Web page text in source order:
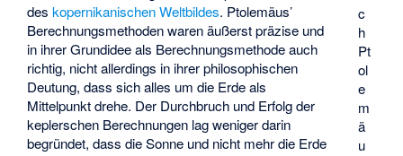
c
h
Pt
ol
e
m
ä
u
deskopernikanischen Weltbildes. Ptolemäus’
Berechnungsmethoden waren äußerst präzise und
in ihrer Grundidee als Berechnungsmethode auch
richtig, nicht allerdings in ihrer philosophischen
Deutung, dass sich alles um die Erde als
Mittelpunkt drehe. Der Durchbruch und Erfolg der
keplerschen Berechnungen lag weniger darin
begründet, dass die Sonne und nicht mehr die Erde